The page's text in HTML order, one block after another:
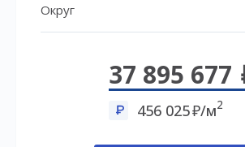
Округ
37 895 677
456 025 /м2